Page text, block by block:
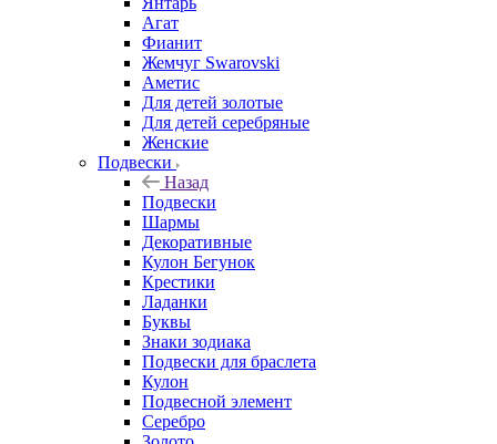
Агат
Фианит
Жемчуг Swarovski
Аметис
Для детей золотые
Для детей серебряные
Женские
Подвески
Назад
Подвески
Шармы
Декоративные
Кулон Бегунок
Крестики
Ладанки
Буквы
Знаки зодиака
Подвески для браслета
Кулон
Подвесной элемент
Серебро